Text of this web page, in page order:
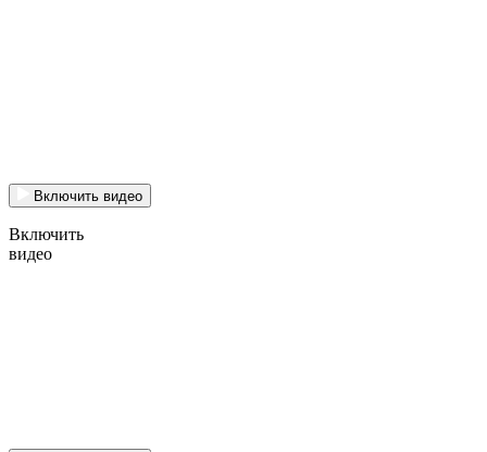
Включить видео
Включить
видео